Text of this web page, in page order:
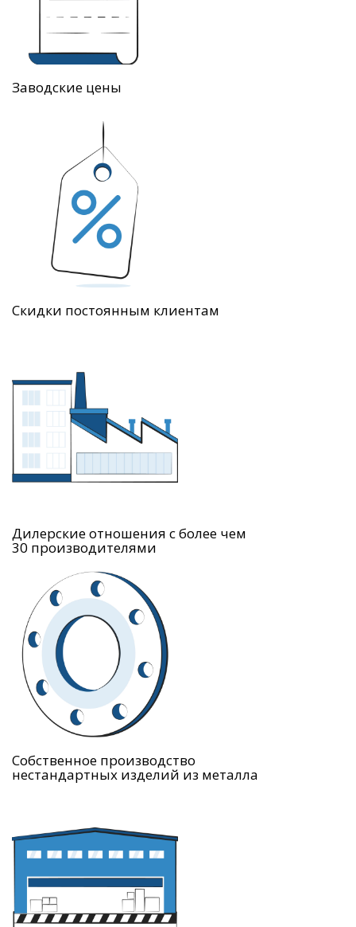
Заводские цены
Скидки постоянным клиентам
Дилерские отношения с более чем
30 производителями
Собственное производство
нестандартных изделий из металла